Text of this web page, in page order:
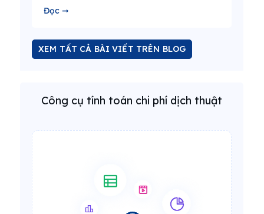
Đọc ➞
XEM TẤT CẢ BÀI VIẾT TRÊN BLOG
Công cụ tính toán chi phí dịch thuật